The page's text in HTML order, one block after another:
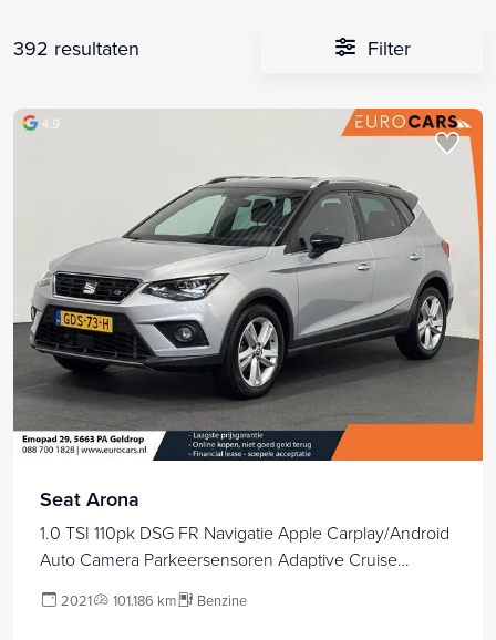
392 resultaten Filter
Seat Arona
1.0 TSI 110pk DSG FR Navigatie Apple Carplay/Android
Auto Camera Parkeersensoren Adaptive Cruise
Ledverlichting Climate Control Getinte ramen
2021 101.186 km Benzine